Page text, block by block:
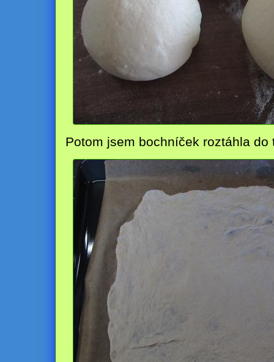
Potom jsem bochníček roztáhla do